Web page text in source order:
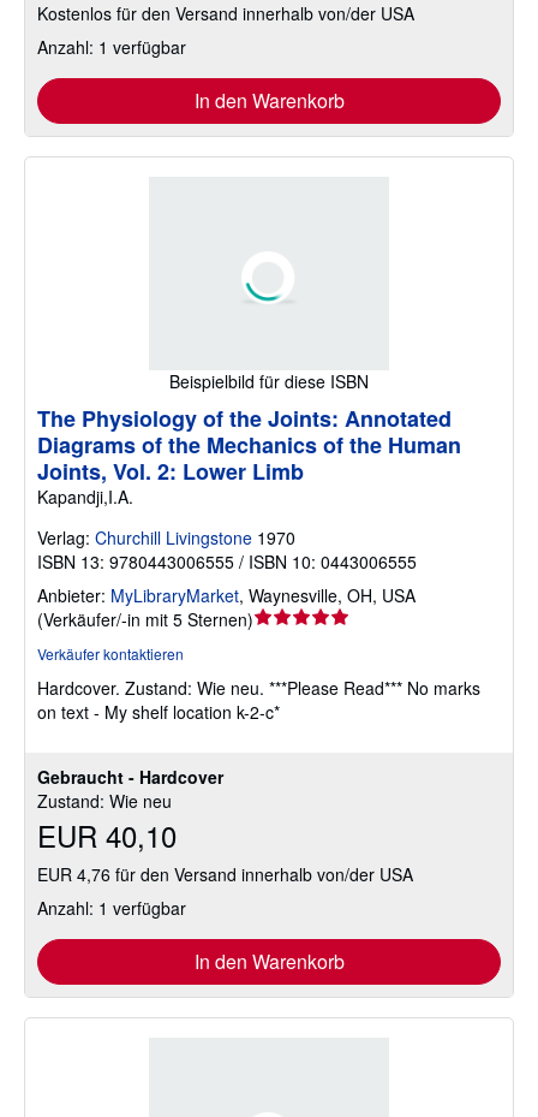
Kostenlos für den Versand innerhalb von/der USA
Anzahl: 1 verfügbar
In den Warenkorb
Beispielbild für diese ISBN
Gebraucht - Hardcover
Zustand: Wie neu
EUR 40,10
EUR 4,76 für den Versand innerhalb von/der USA
Anzahl: 1 verfügbar
In den Warenkorb
The Physiology of the Joints: Annotated
Diagrams of the Mechanics of the Human
Joints, Vol. 2: Lower Limb
Kapandji,I.A.
Verlag: Churchill Livingstone 1970
ISBN 13: 9780443006555 / ISBN 10: 0443006555
Anbieter: MyLibraryMarket, Waynesville, OH, USA
(Verkäufer/-in mit 5 Sternen)Verkäuferbewertung
5
Sternen
Verkäufer kontaktieren
Hardcover. Zustand: Wie neu. ***Please Read*** No marks
on text - My shelf location k-2-c*